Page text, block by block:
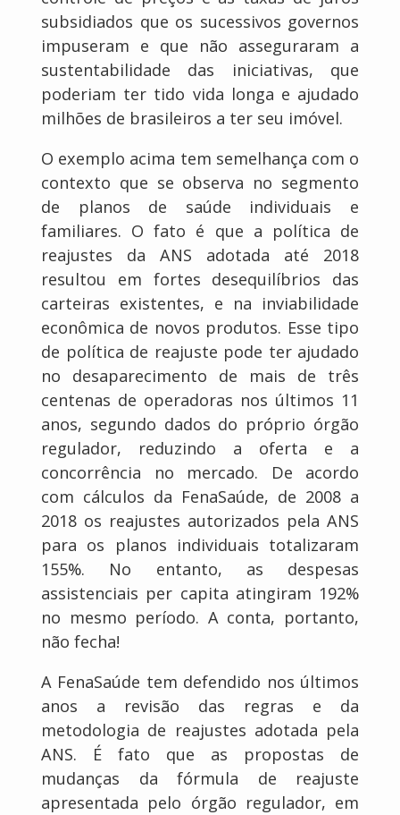
subsidiados que os sucessivos governos
impuseram e que não asseguraram a
sustentabilidade das iniciativas, que
poderiam ter tido vida longa e ajudado
milhões de brasileiros a ter seu imóvel.
O exemplo acima tem semelhança com o
contexto que se observa no segmento
de planos de saúde individuais e
familiares. O fato é que a política de
reajustes da ANS adotada até 2018
resultou em fortes desequilíbrios das
carteiras existentes, e na inviabilidade
econômica de novos produtos. Esse tipo
de política de reajuste pode ter ajudado
no desaparecimento de mais de três
centenas de operadoras nos últimos 11
anos, segundo dados do próprio órgão
regulador, reduzindo a oferta e a
concorrência no mercado. De acordo
com cálculos da FenaSaúde, de 2008 a
2018 os reajustes autorizados pela ANS
para os planos individuais totalizaram
155%. No entanto, as despesas
assistenciais per capita atingiram 192%
no mesmo período. A conta, portanto,
não fecha!
A FenaSaúde tem defendido nos últimos
anos a revisão das regras e da
metodologia de reajustes adotada pela
ANS. É fato que as propostas de
mudanças da fórmula de reajuste
apresentada pelo órgão regulador, em